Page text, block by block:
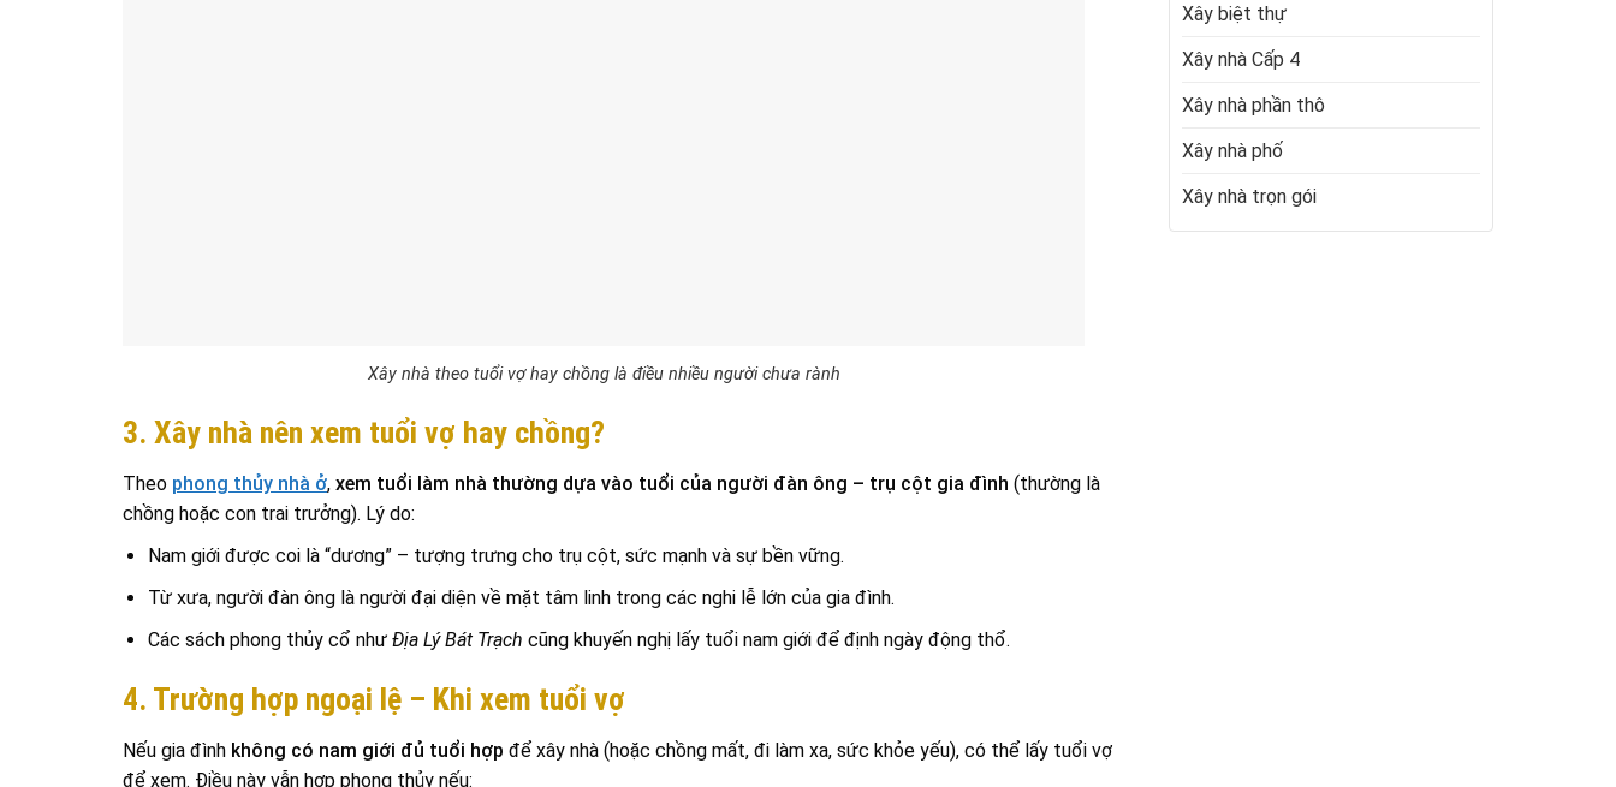
Xây nhà theo tuổi vợ hay chồng là điều nhiều người chưa rành
3. Xây nhà nên xem tuổi vợ hay chồng?
Theo phong thủy nhà ở, xem tuổi làm nhà thường dựa vào tuổi của người đàn ông – trụ cột gia đình (thường là
chồng hoặc con trai trưởng). Lý do:
Nam giới được coi là “dương” – tượng trưng cho trụ cột, sức mạnh và sự bền vững.
Từ xưa, người đàn ông là người đại diện về mặt tâm linh trong các nghi lễ lớn của gia đình.
Các sách phong thủy cổ như Địa Lý Bát Trạch cũng khuyến nghị lấy tuổi nam giới để định ngày động thổ.
4. Trường hợp ngoại lệ – Khi xem tuổi vợ
Nếu gia đình không có nam giới đủ tuổi hợp để xây nhà (hoặc chồng mất, đi làm xa, sức khỏe yếu), có thể lấy tuổi vợ
để xem. Điều này vẫn hợp phong thủy nếu:
Xây biệt thự
Xây nhà Cấp 4
Xây nhà phần thô
Xây nhà phố
Xây nhà trọn gói